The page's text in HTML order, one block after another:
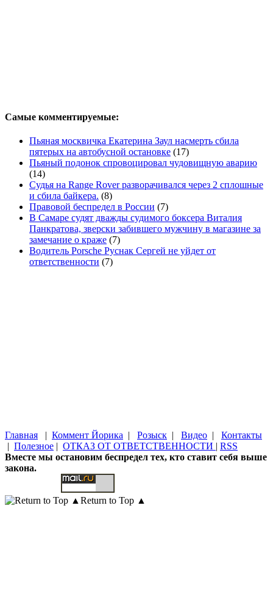
Самые комментируемые:
Пьяная москвичка Екатерина Заул насмерть сбила
пятерых на автобусной остановке (17)
Пьяный подонок спровоцировал чудовищную аварию
(14)
Судья на Range Rover разворачивался через 2 сплошные
и сбила байкера. (8)
Правовой беспредел в России (7)
В Самаре судят дважды судимого боксера Виталия
Панкратова, зверски забившего мужчину в магазине за
замечание о краже (7)
Водитель Porsche Руснак Сергей не уйдет от
ответственности (7)
Главная | Коммент Йорика | Розыск | Видео | Контакты
| Полезное | ОТКАЗ ОТ ОТВЕТСТВЕННОСТИ | RSS
Вместе мы остановим беспредел тех, кто ставит себя выше
закона.
Return to Top ▲